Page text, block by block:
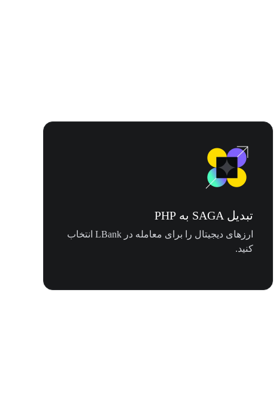
تبدیل SAGA به PHP
ارزهای دیجیتال را برای معامله در LBank انتخاب
کنید.